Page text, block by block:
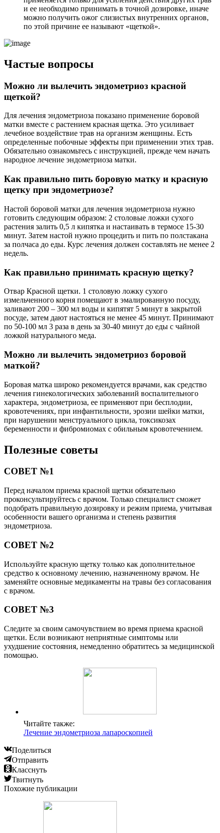
и ее необходимо принимать в точной дозировке, иначе
можно получить ожог слизистых внутренних органов,
по этой причине ее называют «щеткой».
Частые вопросы
Можно ли вылечить эндометриоз красной
щеткой?
Для лечения эндометриоза показано применение боровой
матки вместе с растением красная щетка. Это усиливает
лечебное воздействие трав на организм женщины. Есть
определенные побочные эффекты при применении этих трав.
Обязательно ознакомьтесь с инструкцией, прежде чем начать
народное лечение эндометриоза матки.
Как правильно пить боровую матку и красную
щетку при эндометриозе?
Настой боровой матки для лечения эндометриоза нужно
готовить следующим образом: 2 столовые ложки сухого
растения залить 0,5 л кипятка и настаивать в термосе 15-30
минут. Затем настой нужно процедить и пить по полстакана
за полчаса до еды. Курс лечения должен составлять не менее 2
недель.
Как правильно принимать красную щетку?
Отвар Красной щетки. 1 столовую ложку сухого
измельченного корня помещают в эмалированную посуду,
заливают 200 – 300 мл воды и кипятят 5 минут в закрытой
посуде, затем дают настояться не менее 45 минут. Принимают
по 50-100 мл 3 раза в день за 30-40 минут до еды с чайной
ложкой натурального меда.
Можно ли вылечить эндометриоз боровой
маткой?
Боровая матка широко рекомендуется врачами, как средство
лечения гинекологических заболеваний воспалительного
характера, эндометриоза, ее применяют при бесплодии,
кровотечениях, при инфантильности, эрозии шейки матки,
при нарушении менструального цикла, токсикозах
беременности и фибромиомах с обильным кровотечением.
Полезные советы
СОВЕТ №1
Перед началом приема красной щетки обязательно
проконсультируйтесь с врачом. Только специалист сможет
подобрать правильную дозировку и режим приема, учитывая
особенности вашего организма и степень развития
эндометриоза.
СОВЕТ №2
Используйте красную щетку только как дополнительное
средство к основному лечению, назначенному врачом. Не
заменяйте основные медикаменты на травы без согласования
с врачом.
СОВЕТ №3
Следите за своим самочувствием во время приема красной
щетки. Если возникают неприятные симптомы или
ухудшение состояния, немедленно обратитесь за медицинской
помощью.
Читайте также:
Лечение эндометриоза лапароскопией
Поделиться
Отправить
Класснуть
Твитнуть
Похожие публикации